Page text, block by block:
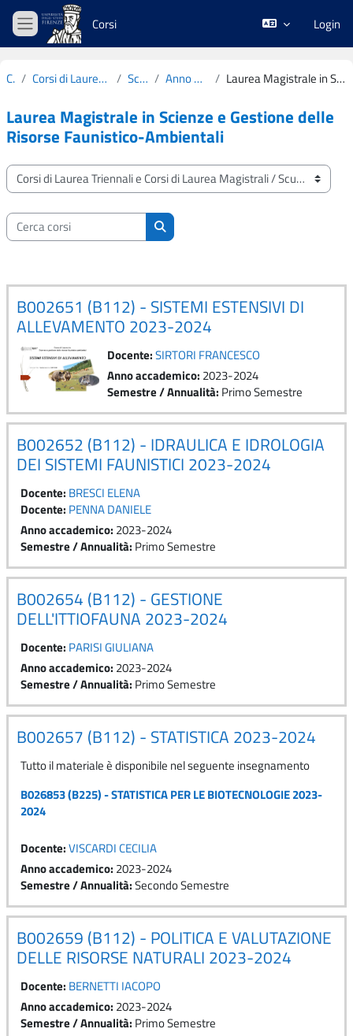
Vai al contenuto principale
Pannello laterale
Corsi Login
Corsi Corsi di Laurea Triennali e Corsi di Laurea Magistrali Scuola di Agraria Anno Accademico 2023-2024 Laurea Magistrale in Scienze e Gestione delle Risorse Faunistico-Ambientali
Laurea Magistrale in Scienze e Gestione delle
Risorse Faunistico-Ambientali
Categorie di corso
Cerca corsi
Cerca corsi
B002651 (B112) - SISTEMI ESTENSIVI DI
ALLEVAMENTO 2023-2024
Docente:SIRTORI FRANCESCO
Anno accademico: 2023-2024
Semestre / Annualità: Primo Semestre
B002652 (B112) - IDRAULICA E IDROLOGIA
DEI SISTEMI FAUNISTICI 2023-2024
Docente: BRESCI ELENA
Docente: PENNA DANIELE
Anno accademico: 2023-2024
Semestre / Annualità: Primo Semestre
B002654 (B112) - GESTIONE
DELL'ITTIOFAUNA 2023-2024
Docente: PARISI GIULIANA
Anno accademico: 2023-2024
Semestre / Annualità: Primo Semestre
B002657 (B112) - STATISTICA 2023-2024
Tutto il materiale è disponibile nel seguente insegnamento
B026853 (B225) - STATISTICA PER LE BIOTECNOLOGIE 2023-
2024
Docente:VISCARDI CECILIA
Anno accademico: 2023-2024
Semestre / Annualità:Secondo Semestre
B002659 (B112) - POLITICA E VALUTAZIONE
DELLE RISORSE NATURALI 2023-2024
Docente: BERNETTI IACOPO
Anno accademico: 2023-2024
Semestre / Annualità: Primo Semestre